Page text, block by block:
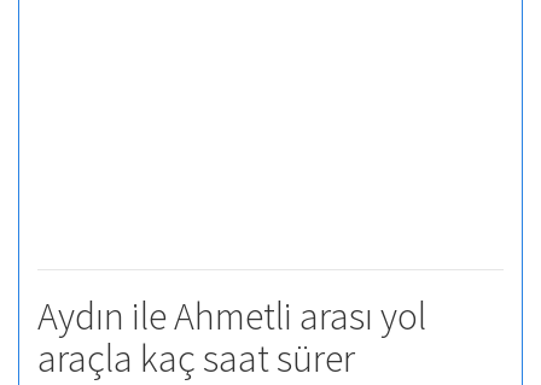
Aydın ile Ahmetli arası yol
araçla kaç saat sürer